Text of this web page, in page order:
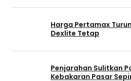
Harga Pertamax
Dexlite Tetap
Penjarahan Sulitkan
Kebakaran Pasar